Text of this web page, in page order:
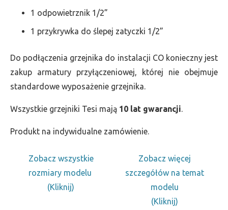
1 odpowietrznik 1/2”
1 przykrywka do ślepej zatyczki 1/2”
Do podłączenia grzejnika do instalacji CO konieczny jest
zakup armatury przyłączeniowej, której nie obejmuje
standardowe wyposażenie grzejnika.
Wszystkie grzejniki Tesi mają 10 lat gwarancji.
Produkt na indywidualne zamówienie.
Zobacz wszystkie
rozmiary modelu
(Kliknij)
Zobacz więcej
szczegółów na temat
modelu
(Kliknij)